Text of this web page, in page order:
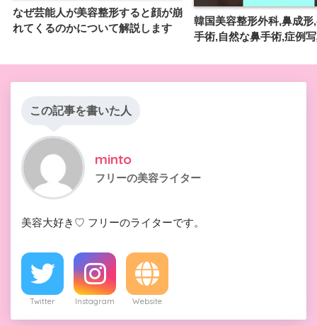
なぜ芸能人が美容整形すると顔が崩
れてくるのかについて解説します
韓国美容整形外科,鼻成形
手術,自然な鼻手術,症例
この記事を書いた人
minto
フリーの美容ライター
美容大好き♡ フリーのライターです。
Twitter Instagram Website